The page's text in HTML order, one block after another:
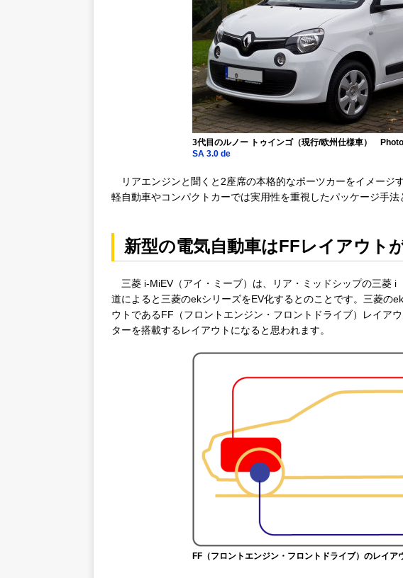
3代目のルノー トゥインゴ（現行/欧州仕様車）
SA 3.0 de
リアエンジンと聞くと2座席の本格的なポーツカーをイメージ
軽自動車やコンパクトカーでは実用性を重視したパッケージ手法
新型の電気自動車はFFレイアウト
三菱 i-MiEV（アイ・ミーブ）は、リア・ミッドシップの三菱 i
道によると三菱のekシリーズをEV化するとのことです。三菱の
ウトであるFF（フロントエンジン・フロントドライブ）レイア
ターを搭載するレイアウトになると思われます。
FF（フロントエンジン・フロントドライブ）のレイア